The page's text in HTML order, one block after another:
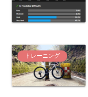
トレーニング